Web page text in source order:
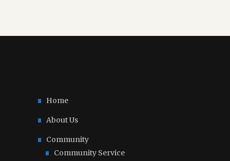
Home
About Us
Community
Community Service